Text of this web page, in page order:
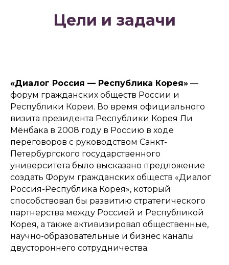
Цели и задачи
«Диалог Россия — Республика Корея» —
форум гражданских обществ России и
Республики Кореи. Во время официального
визита президента Республики Корея Ли
Мёнбака в 2008 году в Россию в ходе
переговоров с руководством Санкт-
Петербургского государственного
университета было высказано предложение
создать Форум гражданских обществ «Диалог
Россия-Республика Корея», который
способствовал бы развитию стратегического
партнерства между Россией и Республикой
Корея, а также активизировал общественные,
научно-образовательные и бизнес каналы
двустороннего сотрудничества.